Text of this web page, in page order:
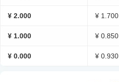
¥ 2.000 ¥ 1.700
¥ 1.000 ¥ 0.850
¥ 0.000 ¥ 0.930